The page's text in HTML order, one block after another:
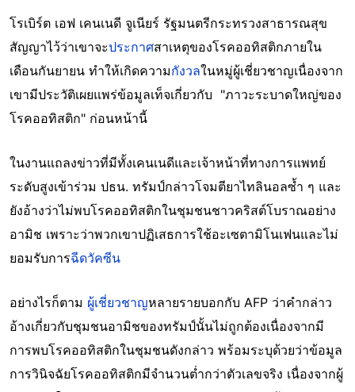
โรเบิร์ต เอฟ เคนเนดี จูเนียร์ รัฐมนตรีกระทรวงสาธารณสุข
สัญญาไว้ว่าเขาจะประกาศสาเหตุของโรคออทิสติกภายใน
เดือนกันยายน ทำให้เกิดความกังวลในหมู่ผู้เชี่ยวชาญเนื่องจาก
เขามีประวัติเผยแพร่ข้อมูลเท็จเกี่ยวกับ "ภาวะระบาดใหญ่ของ
โรคออทิสติก" ก่อนหน้านี้
ในงานแถลงข่าวที่มีทั้งเคนเนดีและเจ้าหน้าที่ทางการแพทย์
ระดับสูงเข้าร่วม ปธน. ทรัมป์กล่าวโจมตียาไทลินอลซ้ำ ๆ และ
ยังอ้างว่าไม่พบโรคออทิสติกในชุมชนชาวคริสต์โบราณอย่าง
อามิช เพราะว่าพวกเขาปฏิเสธการใช้อะเซตามิโนเฟนและไม่
ยอมรับการฉีดวัคซีน
อย่างไรก็ตาม ผู้เชี่ยวชาญหลายรายบอกกับ AFP ว่าคำกล่าว
อ้างเกี่ยวกับชุมชนอามิชของทรัมป์นั้นไม่ถูกต้องเนื่องจากมี
การพบโรคออทิสติกในชุมชนดังกล่าว พร้อมระบุด้วยว่าข้อมูล
การวินิจฉัยโรคออทิสติกมีจำนวนต่ำกว่าตัวเลขจริง เนื่องจากผู้